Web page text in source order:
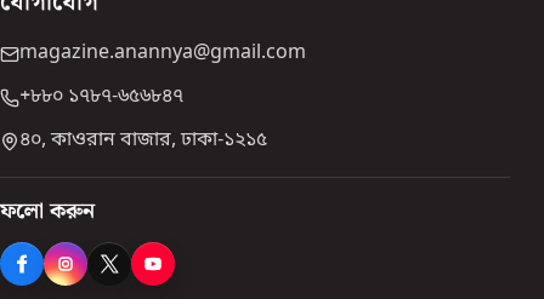
magazine.anannya@gmail.com
+৮৮০ ১৭৮৭-৬৫৬৮৪৭
৪০, কাওরান বাজার, ঢাকা-১২১৫
ফলো করুন